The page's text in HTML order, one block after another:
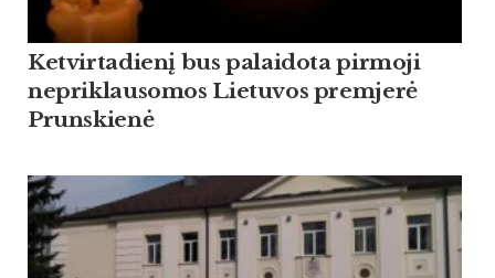
Ketvirtadienį bus palaidota pirmoji
nepriklausomos Lietuvos premjerė
Prunskienė